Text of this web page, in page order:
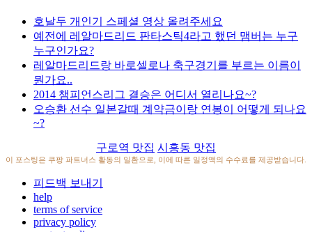
호날두 개인기 스페셜 영상 올려주세요
예전에 레알마드리드 판타스틱4라고 했던 맴버는 누구
누구인가요?
레알마드리드랑 바로셀로나 축구경기를 부르는 이름이
뭔가요..
2014 챔피언스리그 결승은 어디서 열리나요~?
오승환 선수 일본갈때 계약금이랑 연봉이 어떻게 되나요
~?
구로역 맛집 시흥동 맛집
이 포스팅은 쿠팡 파트너스 활동의 일환으로, 이에 따른 일정액의 수수료를 제공받습니다.
피드백 보내기
help
terms of service
privacy policy